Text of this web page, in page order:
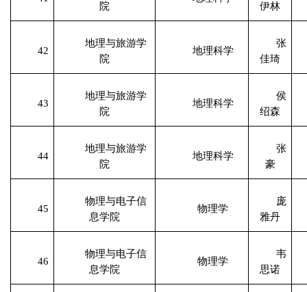
院 伊林
42
地理与旅游学
院
地理科学
张
佳琦
43
地理与旅游学
院
地理科学
侯
绍森
44
地理与旅游学
院
地理科学
张
豪
45
物理与电子信
息学院
物理学
庞
雅丹
46
物理与电子信
息学院
物理学
韦
思诺